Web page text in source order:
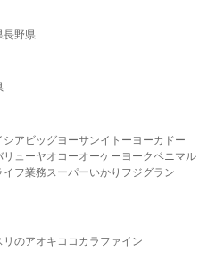
長野県
シア ビッグヨーサンイトーヨーカドー
リューヤオコーオーケー ヨークベニマル
イフ業務スーパーいかり フジグラン
リのアオキ ココカラファイン